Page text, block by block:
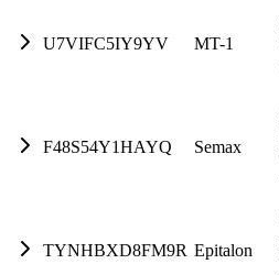
U7VIFC5IY9YV MT-1
F48S54Y1HAYQ Semax
TYNHBXD8FM9R Epitalon